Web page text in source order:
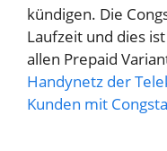
kündigen. Die
Laufzeit und dies
allen Prepaid
Handynetz der
Kunden mit